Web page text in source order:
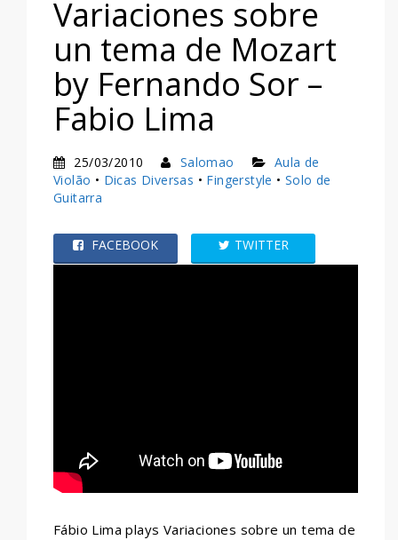
Variaciones sobre
un tema de Mozart
by Fernando Sor –
Fabio Lima
25/03/2010 Salomao
Aula de
Violão • Dicas Diversas • Fingerstyle • Solo de
Guitarra
FACEBOOK TWITTER
Fábio Lima plays Variaciones sobre un tema de